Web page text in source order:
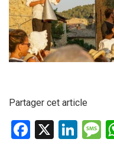
Partager cet article
F
X
Li